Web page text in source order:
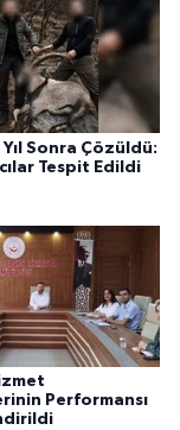
Sonra Çözüldü:
Tespit Edildi
Performansı